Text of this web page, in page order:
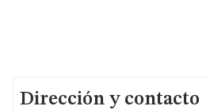
Dirección y contacto